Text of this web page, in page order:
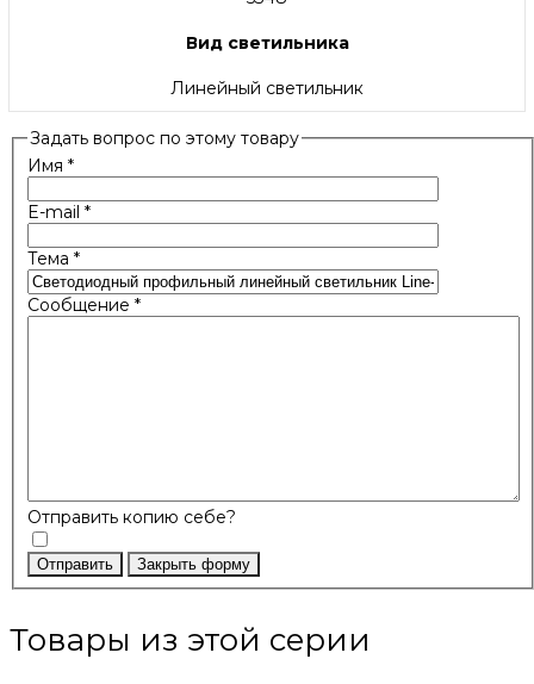
Вид светильника
Линейный светильник
Задать вопрос по этому товару
Имя *
E-mail *
Тема *
Сообщение *
Отправить копию себе?
Отправить Закрыть форму
Товары из этой серии